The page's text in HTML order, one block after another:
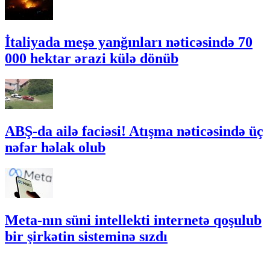
İtaliyada meşə yanğınları nəticəsində 70
000 hektar ərazi külə dönüb
ABŞ-da ailə faciəsi! Atışma nəticəsində üç
nəfər həlak olub
Meta-nın süni intellekti internetə qoşulub
bir şirkətin sisteminə sızdı